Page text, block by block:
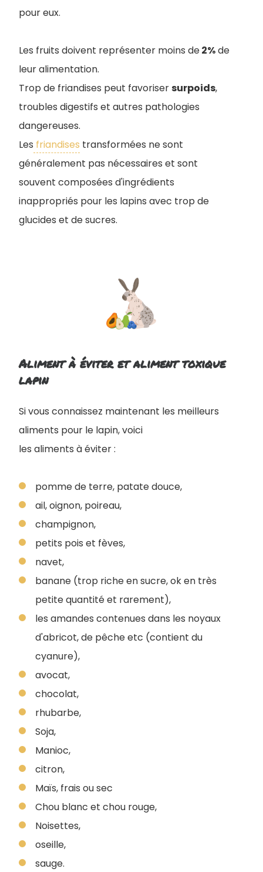
pour eux.
Les fruits doivent représenter moins de2%de
leur alimentation.
Trop de friandises peut favorisersurpoids,
troubles digestifs et autres pathologies
dangereuses.
Les friandises transformées ne sont
généralement pas nécessaires et sont
souvent composées d'ingrédients
inappropriés pour les lapins avec trop de
glucides et de sucres.
Aliment à éviter et aliment toxique
lapin
Si vous connaissez maintenant les meilleurs
aliments pour le lapin, voici
les aliments à éviter :
pomme de terre, patate douce,
ail, oignon, poireau,
champignon,
petits pois et fèves,
navet,
banane (trop riche en sucre, ok en très
petite quantité et rarement),
les amandes contenues dans les noyaux
d'abricot, de pêche etc (contient du
cyanure),
avocat,
chocolat,
rhubarbe,
Soja,
Manioc,
citron,
Maïs, frais ou sec
Chou blanc et chou rouge,
Noisettes,
oseille,
sauge.